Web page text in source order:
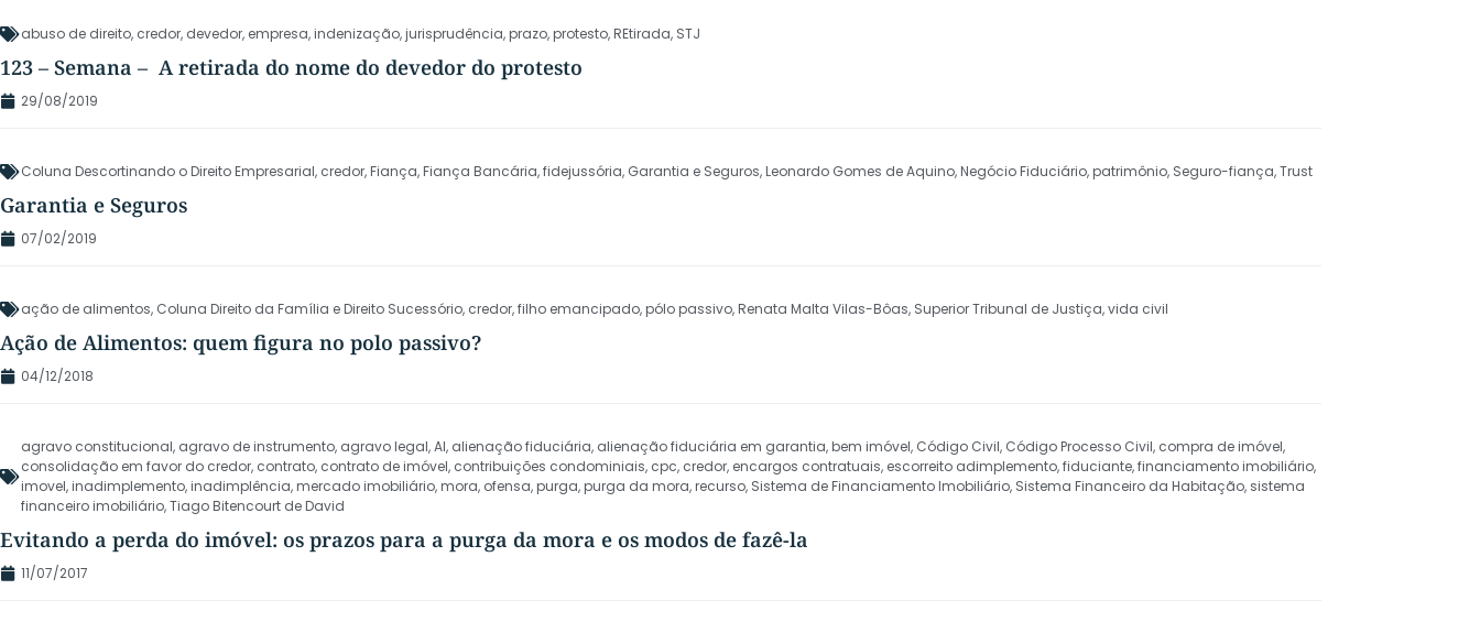
abuso de direito, credor, devedor, empresa,indenização,jurisprudência,prazo,protesto,REtirada, STJ
123 – Semana – A retirada do nome do devedor do protesto
29/08/2019
Coluna Descortinando o Direito Empresarial, credor,Fiança,Fiança Bancária,fidejussória, Garantia e Seguros,Leonardo Gomes de Aquino,Negócio Fiduciário,patrimônio, Seguro-fiança,Trust
Garantia e Seguros
07/02/2019
ação de alimentos, Coluna Direito da Família e Direito Sucessório, credor,filho emancipado,pólo passivo,Renata Malta Vilas-Bôas, Superior Tribunal de Justiça,vida civil
Ação de Alimentos: quem figura no polo passivo?
04/12/2018
agravo constitucional, agravo de instrumento, agravo legal,AI, alienação fiduciária, alienação fiduciária em garantia,bem imóvel, Código Civil, Código Processo Civil, compra de imóvel,
consolidação em favor do credor, contrato, contrato de imóvel, contribuições condominiais, cpc, credor, encargos contratuais, escorreito adimplemento,fiduciante,financiamento imobiliário,
imovel,inadimplemento,inadimplência,mercado imobiliário,mora, ofensa,purga,purga da mora,recurso, Sistema de Financiamento Imobiliário, Sistema Financeiro da Habitação, sistema
financeiro imobiliário,Tiago Bitencourt de David
Evitando a perda do imóvel: os prazos para a purga da mora e os modos de fazê-la
11/07/2017